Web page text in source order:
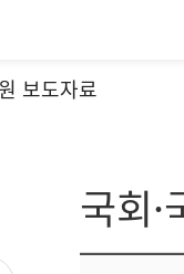
보도자료
국회